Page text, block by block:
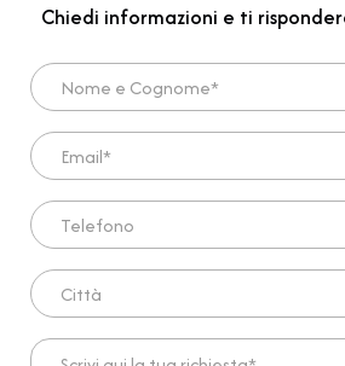
Chiedi informazioni e ti
Nome e Cognome*
Email*
Telefono
Città
Scrivi qui la tua richiesta*